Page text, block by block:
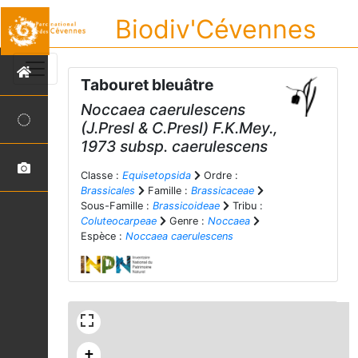
Biodiv'Cévennes
Tabouret bleuâtre
Noccaea caerulescens
(J.Presl & C.Presl) F.K.Mey.,
1973 subsp. caerulescens
Classe : Equisetopsida
Ordre :
Brassicales
Famille : Brassicaceae
Sous-Famille : Brassicoideae
Tribu :
Coluteocarpeae
Genre : Noccaea
Espèce : Noccaea caerulescens
+